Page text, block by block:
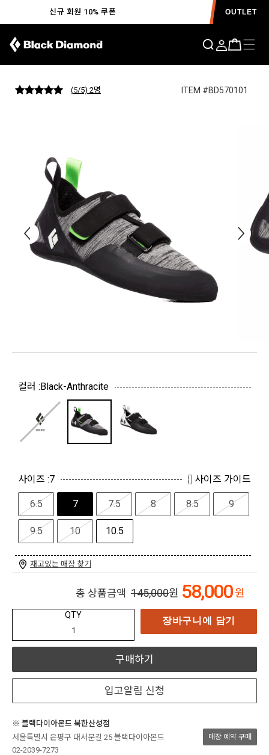
신규 회원 10% 쿠폰 OUTLET
모멘텀 암벽화 MENS S25
(5/5) 2명 ITEM #BD570101
컬러 :Black-Anthracite
사이즈 :7 사이즈 가이드
6.5 7 7.5 8 8.5 9
9.5 10 10.5
재고있는 매장 찾기
총 상품금액 145,000원 58,000원
QTY 장바구니에 담기
구매하기
입고알림 신청
※ 블랙다이아몬드 북한산성점
서울특별시 은평구 대서문길 25 블랙다이아몬드
02-2039-7273
매장 예약 구매